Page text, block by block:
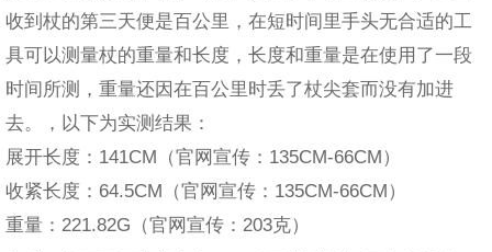
收到杖的第三天便是百公里，在短时间里手头无合适的工
具可以测量杖的重量和长度，长度和重量是在使用了一段
时间所测，重量还因在百公里时丢了杖尖套而没有加进
去。，以下为实测结果：
展开长度：141CM（官网宣传：135CM-66CM）
收紧长度：64.5CM（官网宣传：135CM-66CM）
重量：221.82G（官网宣传：203克）